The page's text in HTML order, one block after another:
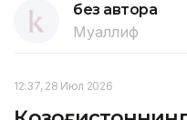
без автора
Муаллиф
12:37, 28 Июл 2026